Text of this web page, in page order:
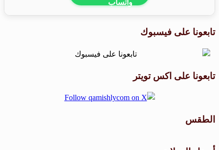
تابعونا على فيسبوك
تابعونا على اكس تويتر
الطقس